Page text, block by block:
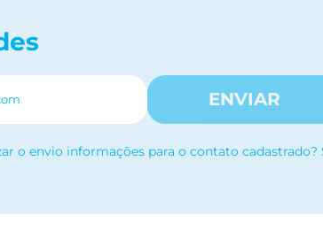
ENVIAR
o envio informações para o contato cadastrado?